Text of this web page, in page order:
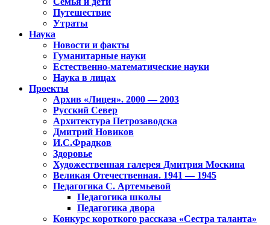
Путешествие
Утраты
Наука
Новости и факты
Гуманитарные науки
Естественно-математические науки
Наука в лицах
Проекты
Архив «Лицея». 2000 — 2003
Русский Север
Архитектура Петрозаводска
Дмитрий Новиков
И.С.Фрадков
Здоровье
Художественная галерея Дмитрия Москина
Великая Отечественная. 1941 — 1945
Педагогика С. Артемьевой
Педагогика школы
Педагогика двора
Конкурс короткого рассказа «Сестра таланта»